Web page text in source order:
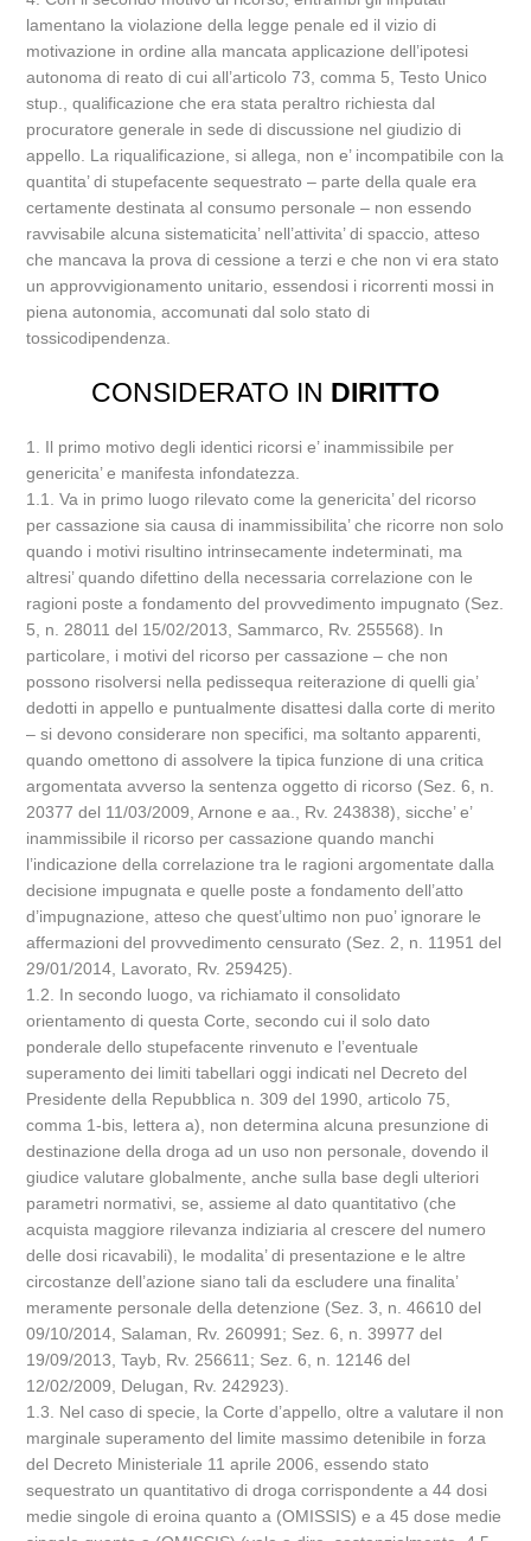
lamentano la violazione della legge penale ed il vizio di
motivazione in ordine alla mancata applicazione dell’ipotesi
autonoma di reato di cui all’articolo 73, comma 5, Testo Unico
stup., qualificazione che era stata peraltro richiesta dal
procuratore generale in sede di discussione nel giudizio di
appello. La riqualificazione, si allega, non e’ incompatibile con la
quantita’ di stupefacente sequestrato – parte della quale era
certamente destinata al consumo personale – non essendo
ravvisabile alcuna sistematicita’ nell’attivita’ di spaccio, atteso
che mancava la prova di cessione a terzi e che non vi era stato
un approvvigionamento unitario, essendosi i ricorrenti mossi in
piena autonomia, accomunati dal solo stato di
tossicodipendenza.
CONSIDERATO IN DIRITTO
1. Il primo motivo degli identici ricorsi e’ inammissibile per
genericita’ e manifesta infondatezza.
1.1. Va in primo luogo rilevato come la genericita’ del ricorso
per cassazione sia causa di inammissibilita’ che ricorre non solo
quando i motivi risultino intrinsecamente indeterminati, ma
altresi’ quando difettino della necessaria correlazione con le
ragioni poste a fondamento del provvedimento impugnato (Sez.
5, n. 28011 del 15/02/2013, Sammarco, Rv. 255568). In
particolare, i motivi del ricorso per cassazione – che non
possono risolversi nella pedissequa reiterazione di quelli gia’
dedotti in appello e puntualmente disattesi dalla corte di merito
– si devono considerare non specifici, ma soltanto apparenti,
quando omettono di assolvere la tipica funzione di una critica
argomentata avverso la sentenza oggetto di ricorso (Sez. 6, n.
20377 del 11/03/2009, Arnone e aa., Rv. 243838), sicche’ e’
inammissibile il ricorso per cassazione quando manchi
l’indicazione della correlazione tra le ragioni argomentate dalla
decisione impugnata e quelle poste a fondamento dell’atto
d’impugnazione, atteso che quest’ultimo non puo’ ignorare le
affermazioni del provvedimento censurato (Sez. 2, n. 11951 del
29/01/2014, Lavorato, Rv. 259425).
1.2. In secondo luogo, va richiamato il consolidato
orientamento di questa Corte, secondo cui il solo dato
ponderale dello stupefacente rinvenuto e l’eventuale
superamento dei limiti tabellari oggi indicati nel Decreto del
Presidente della Repubblica n. 309 del 1990, articolo 75,
comma 1-bis, lettera a), non determina alcuna presunzione di
destinazione della droga ad un uso non personale, dovendo il
giudice valutare globalmente, anche sulla base degli ulteriori
parametri normativi, se, assieme al dato quantitativo (che
acquista maggiore rilevanza indiziaria al crescere del numero
delle dosi ricavabili), le modalita’ di presentazione e le altre
circostanze dell’azione siano tali da escludere una finalita’
meramente personale della detenzione (Sez. 3, n. 46610 del
09/10/2014, Salaman, Rv. 260991; Sez. 6, n. 39977 del
19/09/2013, Tayb, Rv. 256611; Sez. 6, n. 12146 del
12/02/2009, Delugan, Rv. 242923).
1.3. Nel caso di specie, la Corte d’appello, oltre a valutare il non
marginale superamento del limite massimo detenibile in forza
del Decreto Ministeriale 11 aprile 2006, essendo stato
sequestrato un quantitativo di droga corrispondente a 44 dosi
medie singole di eroina quanto a (OMISSIS) e a 45 dose medie